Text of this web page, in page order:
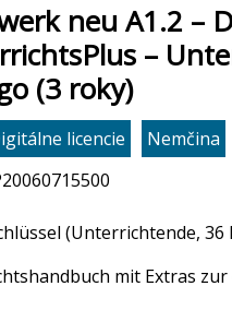
neu A1.2 –
–
(3 roky)
licencie
Nemčina
(Unterrichtende, 36
mit Extras